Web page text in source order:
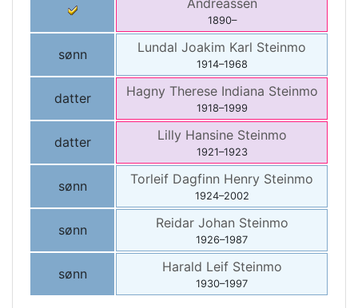
Andreassen
1890–
sønn Lundal Joakim Karl Steinmo
1914–1968
datter Hagny Therese Indiana Steinmo
1918–1999
datter Lilly Hansine Steinmo
1921–1923
sønn Torleif Dagfinn Henry Steinmo
1924–2002
sønn Reidar Johan Steinmo
1926–1987
sønn Harald Leif Steinmo
1930–1997